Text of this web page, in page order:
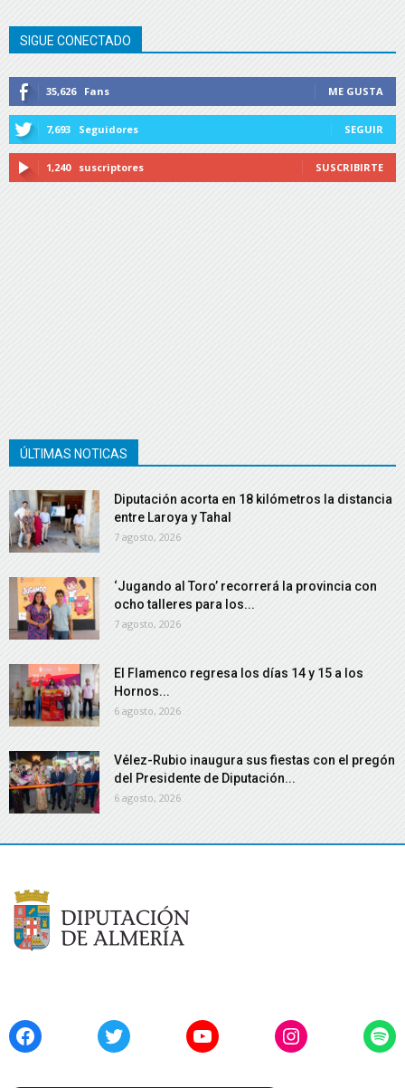
SIGUE CONECTADO
35,626 Fans ME GUSTA
7,693 Seguidores SEGUIR
1,240 suscriptores SUSCRIBIRTE
ÚLTIMAS NOTICAS
Diputación acorta en 18 kilómetros la distancia
entre Laroya y Tahal
7 agosto, 2026
‘Jugando al Toro’ recorrerá la provincia con
ocho talleres para los...
7 agosto, 2026
El Flamenco regresa los días 14 y 15 a los
Hornos...
6 agosto, 2026
Vélez-Rubio inaugura sus fiestas con el pregón
del Presidente de Diputación...
6 agosto, 2026
FacebookTwitter YouTubeInstagram